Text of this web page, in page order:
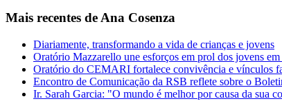
Mais recentes de Ana Cosenza
Diariamente, transformando a vida de crianças e jovens
Oratório Mazzarello une esforços em prol dos jovens
Oratório do CEMARI fortalece convivência e vínculos
Encontro de Comunicação da RSB reflete sobre o
Ir. Sarah Garcia: "O mundo é melhor por causa da sua